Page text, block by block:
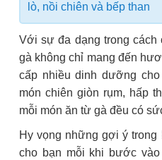
lò, nồi chiên và bếp than
Với sự đa dạng trong cách
gà không chỉ mang đến
cấp nhiều dinh dưỡng
món chiên giòn rụm, hấp
mỗi món ăn từ gà đều có
Hy vọng những gợi ý trong
cho bạn mỗi khi bước